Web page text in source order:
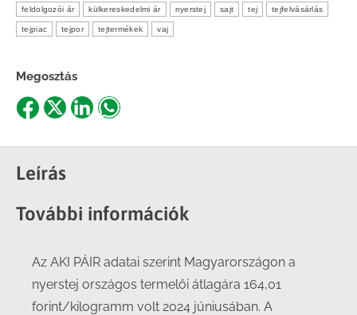
feldolgozói ár külkereskedelmi ár nyerstej sajt tej tejfelvásárlás
tejpiac tejpor tejtermékek vaj
Megosztás
Share
Facebook
Share
X
ShareShare
Leírás
További információk
Az AKI PÁIR adatai szerint Magyarországon a
nyerstej országos termelői átlagára 164,01
forint/kilogramm volt 2024 júniusában. A